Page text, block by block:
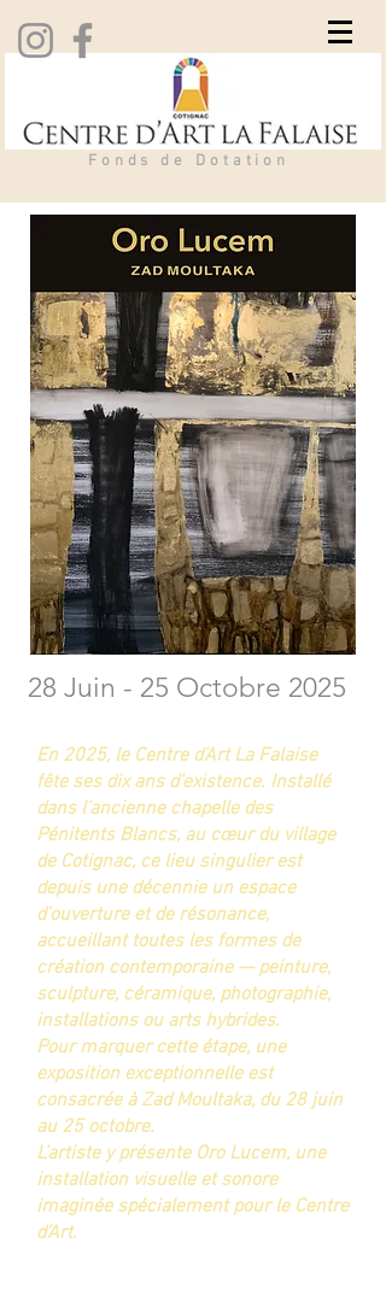
Fonds de Dotation
28 Juin - 25 Octobre 2025
En 2025, le Centre d’Art La Falaise
fête ses dix ans d’existence. Installé
dans l’ancienne chapelle des
Pénitents Blancs, au cœur du village
de Cotignac, ce lieu singulier est
depuis une décennie un espace
d’ouverture et de résonance,
accueillant toutes les formes de
création contemporaine — peinture,
sculpture, céramique, photographie,
installations ou arts hybrides.
Pour marquer cette étape, une
exposition exceptionnelle est
consacrée à Zad Moultaka, du 28 juin
au 25 octobre.
L’artiste y présente Oro Lucem, une
installation visuelle et sonore
imaginée spécialement pour le Centre
d’Art.